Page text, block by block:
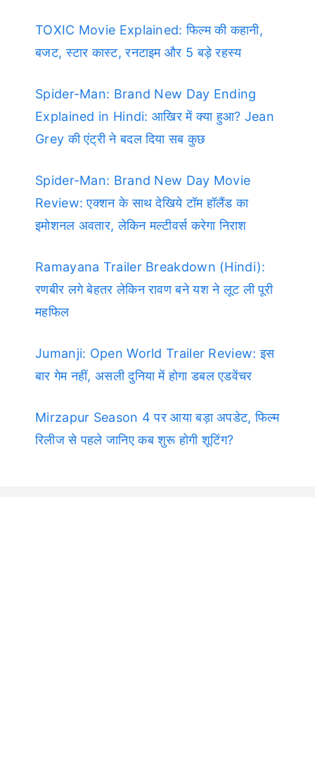
TOXIC Movie Explained: फिल्म की कहानी,
बजट, स्टार कास्ट, रनटाइम और 5 बड़े रहस्य
Spider-Man: Brand New Day Ending
Explained in Hindi: आखिर में क्या हुआ? Jean
Grey की एंट्री ने बदल दिया सब कुछ
Spider-Man: Brand New Day Movie
Review: एक्शन के साथ देखिये टॉम हॉलैंड का
इमोशनल अवतार, लेकिन मल्टीवर्स करेगा निराश
Ramayana Trailer Breakdown (Hindi):
रणबीर लगे बेहतर लेकिन रावण बने यश ने लूट ली पूरी
महफिल
Jumanji: Open World Trailer Review: इस
बार गेम नहीं, असली दुनिया में होगा डबल एडवेंचर
Mirzapur Season 4 पर आया बड़ा अपडेट, फिल्म
रिलीज से पहले जानिए कब शुरू होगी शूटिंग?